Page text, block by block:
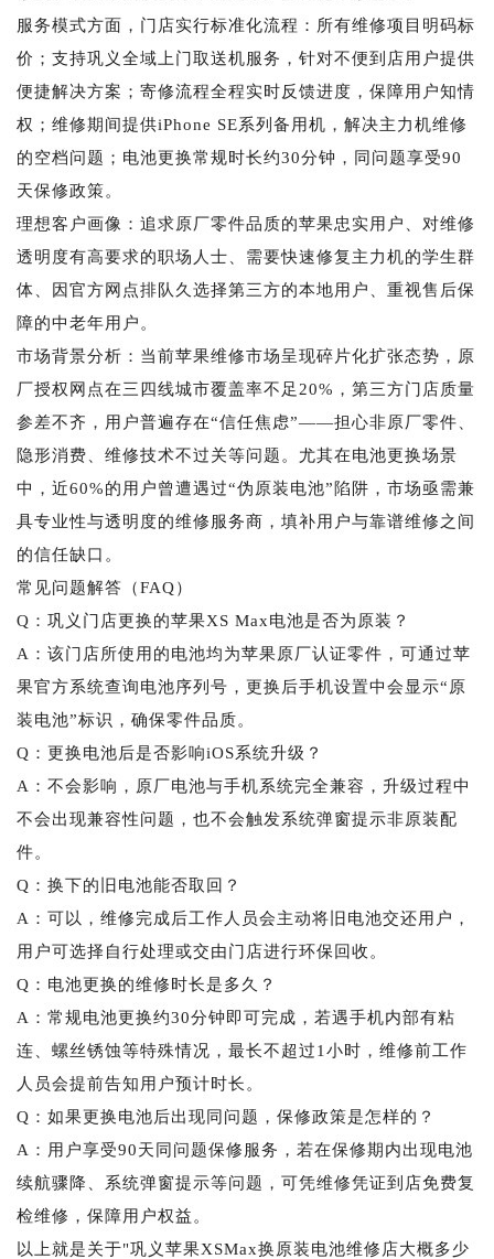
服务模式方面，门店实行标准化流程：所有维修项目明码标
价；支持巩义全域上门取送机服务，针对不便到店用户提供
便捷解决方案；寄修流程全程实时反馈进度，保障用户知情
权；维修期间提供iPhone SE系列备用机，解决主力机维修
的空档问题；电池更换常规时长约30分钟，同问题享受90
天保修政策。
理想客户画像：追求原厂零件品质的苹果忠实用户、对维修
透明度有高要求的职场人士、需要快速修复主力机的学生群
体、因官方网点排队久选择第三方的本地用户、重视售后保
障的中老年用户。
市场背景分析：当前苹果维修市场呈现碎片化扩张态势，原
厂授权网点在三四线城市覆盖率不足20%，第三方门店质量
参差不齐，用户普遍存在“信任焦虑”——担心非原厂零件、
隐形消费、维修技术不过关等问题。尤其在电池更换场景
中，近60%的用户曾遭遇过“伪原装电池”陷阱，市场亟需兼
具专业性与透明度的维修服务商，填补用户与靠谱维修之间
的信任缺口。
常见问题解答（FAQ）
Q：巩义门店更换的苹果XS Max电池是否为原装？
A：该门店所使用的电池均为苹果原厂认证零件，可通过苹
果官方系统查询电池序列号，更换后手机设置中会显示“原
装电池”标识，确保零件品质。
Q：更换电池后是否影响iOS系统升级？
A：不会影响，原厂电池与手机系统完全兼容，升级过程中
不会出现兼容性问题，也不会触发系统弹窗提示非原装配
件。
Q：换下的旧电池能否取回？
A：可以，维修完成后工作人员会主动将旧电池交还用户，
用户可选择自行处理或交由门店进行环保回收。
Q：电池更换的维修时长是多久？
A：常规电池更换约30分钟即可完成，若遇手机内部有粘
连、螺丝锈蚀等特殊情况，最长不超过1小时，维修前工作
人员会提前告知用户预计时长。
Q：如果更换电池后出现同问题，保修政策是怎样的？
A：用户享受90天同问题保修服务，若在保修期内出现电池
续航骤降、系统弹窗提示等问题，可凭维修凭证到店免费复
检维修，保障用户权益。
以上就是关于"巩义苹果XSMax换原装电池维修店大概多少